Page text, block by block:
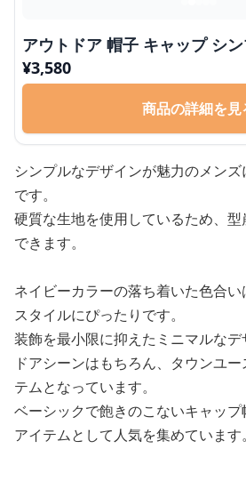
アウトドア 帽子 キャップ シ
¥3,580
商品の詳細を見
シンプルなデザインが魅力のメン
です。
硬質な生地を使用しているため、
できます。
ネイビーカラーの落ち着いた色合
スタイルにぴったりです。
装飾を最小限に抑えたミニマルなデ
ドアシーンはもちろん、タウンユ
テムとなっています。
ベーシックで飽きのこないキャッ
アイテムとして人気を集めています。